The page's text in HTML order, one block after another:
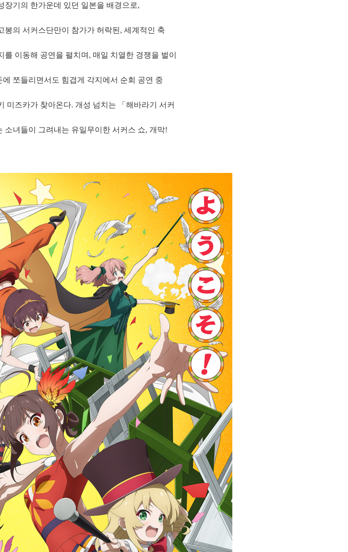
장기의 한가운데 있던 일본을 배경으로,
의 서커스단만이 참가가 허락된, 세계적인 축
이동해 공연을 펼치며, 매일 치열한 경쟁을 벌이
쪼들리면서도 힘겹게 각지에서 순회 공연 중
미즈카가 찾아온다. 개성 넘치는 「해바라기 서커
녀들이 그려내는 유일무이한 서커스 쇼, 개막!